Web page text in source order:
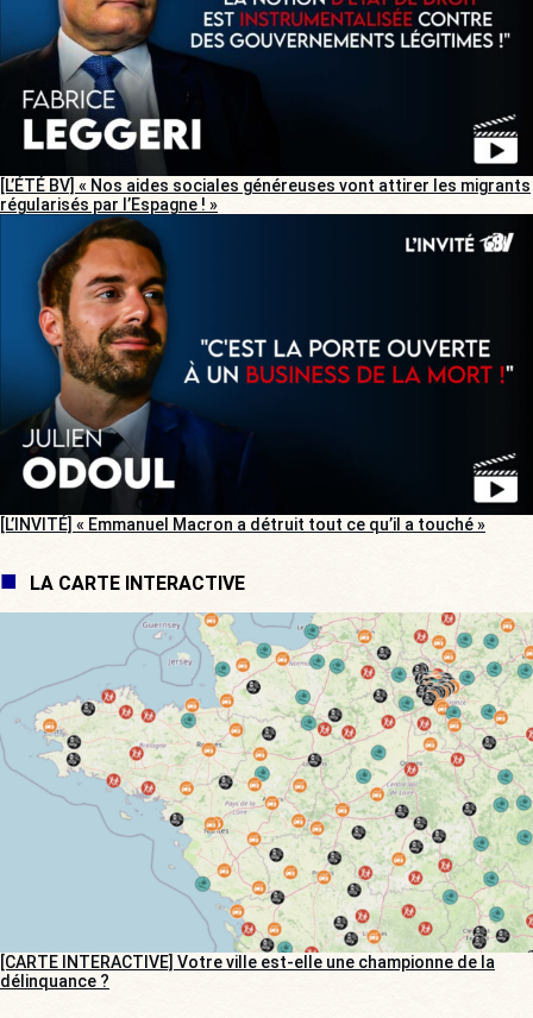
[L’ÉTÉ BV] « Nos aides sociales généreuses vont attirer les migrants
régularisés par l’Espagne ! »
[L’INVITÉ] « Emmanuel Macron a détruit tout ce qu’il a touché »
LA CARTE INTERACTIVE
[CARTE INTERACTIVE] Votre ville est-elle une championne de la
délinquance ?